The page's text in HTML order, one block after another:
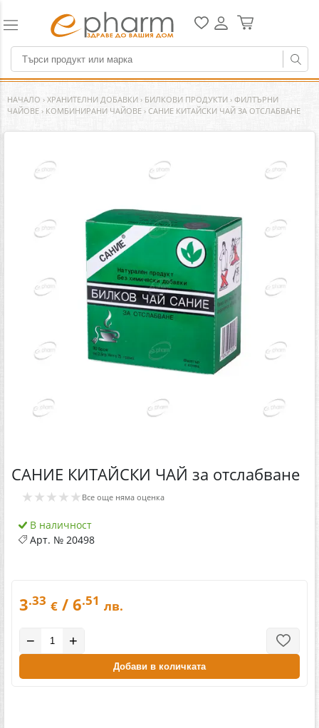
НАЧАЛО › ХРАНИТЕЛНИ ДОБАВКИ › БИЛКОВИ ПРОДУКТИ › ФИЛТЪРНИ
ЧАЙОВЕ › КОМБИНИРАНИ ЧАЙОВЕ › САНИЕ КИТАЙСКИ ЧАЙ ЗА ОТСЛАБВАНЕ
САНИЕ КИТАЙСКИ ЧАЙ за отслабване
★★★★★ Все още няма оценка
В наличност
Арт. № 20498
3.33 € / 6.51 лв.
− +
Добави в количката